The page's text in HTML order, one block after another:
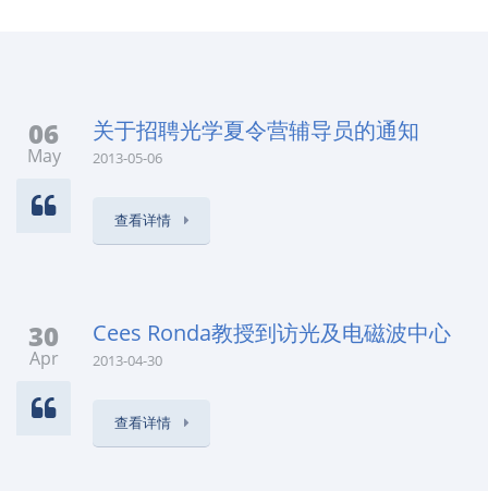
06
May
关于招聘光学夏令营辅导员的通知
2013-05-06
查看详情
30
Apr
Cees Ronda教授到访光及电磁波中心
2013-04-30
查看详情